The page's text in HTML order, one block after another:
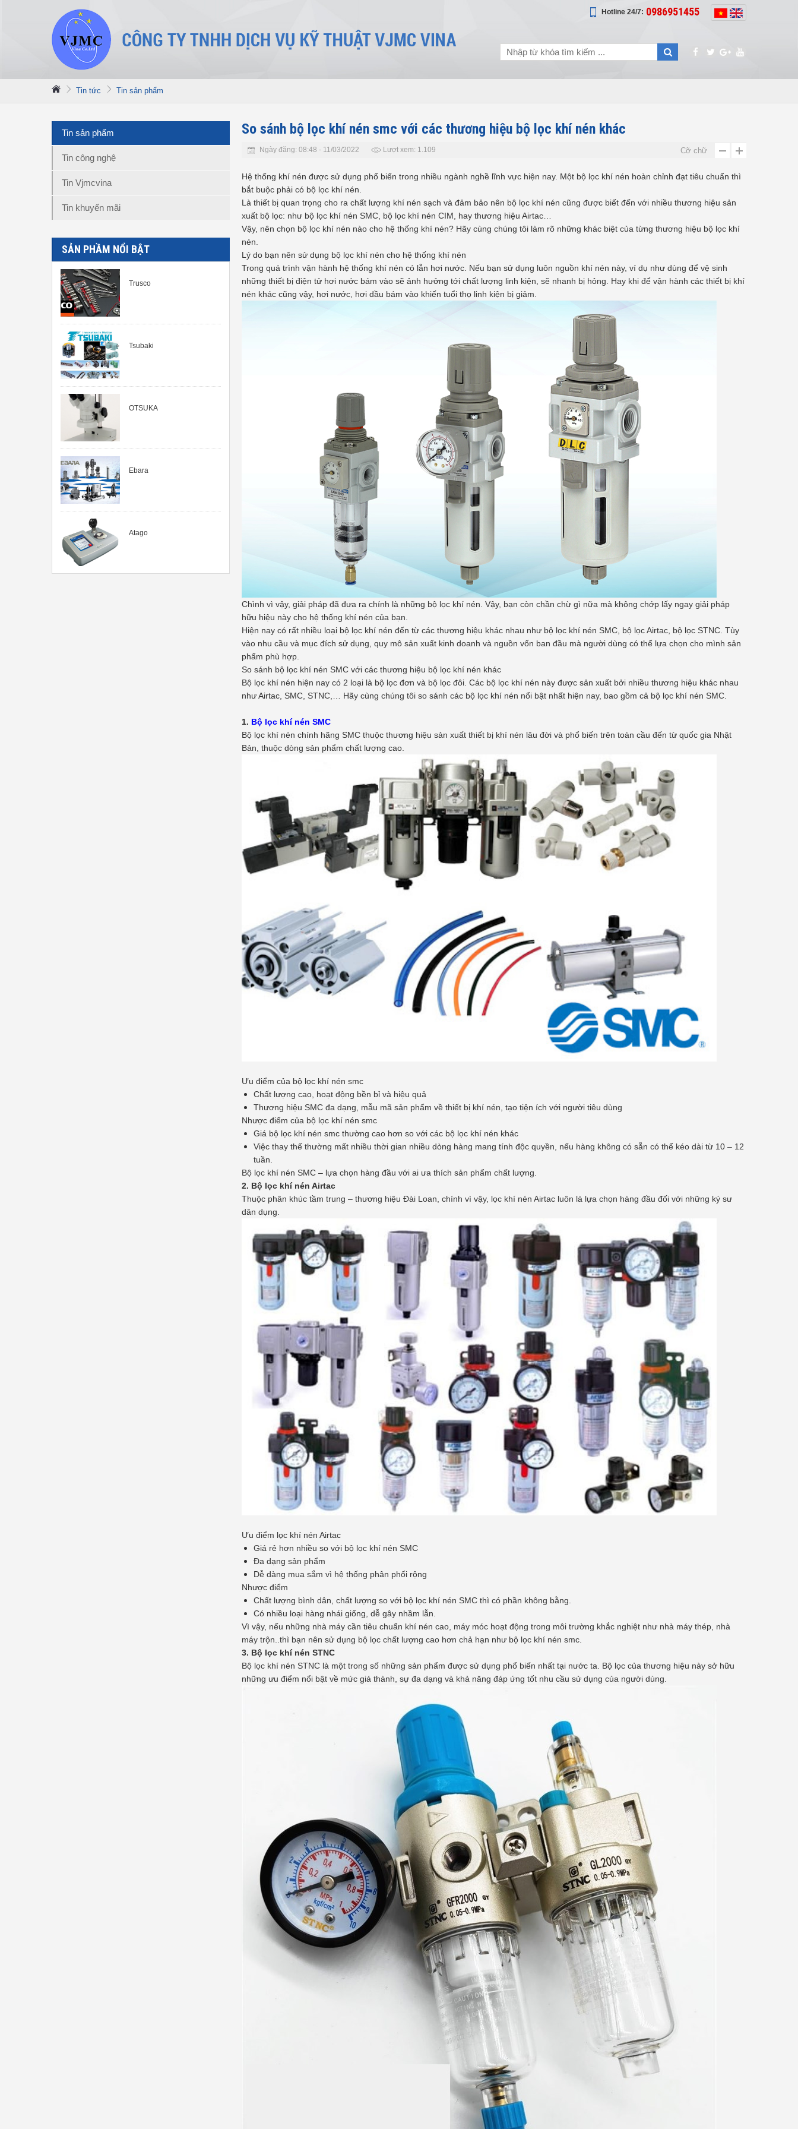
Hotline 24/7: 0986951455
Tin tức Tin sản phẩm
Tin sản phẩm
Tin công nghệ
Tin Vjmcvina
Tin khuyến mãi
SẢN PHẦM NỔI BẬT
Trusco
Tsubaki
OTSUKA
Ebara
Atago
So sánh bộ lọc khí nén smc với các thương hiệu bộ lọc khí nén khác
Ngày đăng: 08:48 - 11/03/2022 Lượt xem: 1.109 Cỡ chữ
Hệ thống khí nén được sử dụng phổ biến trong nhiều ngành nghề lĩnh vực hiện nay. Một bộ lọc khí nén hoàn chỉnh đạt tiêu chuẩn thì
bắt buộc phải có bộ lọc khí nén.
Là thiết bị quan trọng cho ra chất lượng khí nén sạch và đảm bảo nên bộ lọc khí nén cũng được biết đến với nhiều thương hiệu sản
xuất bộ lọc: như bộ lọc khí nén SMC, bộ lọc khí nén CIM, hay thương hiệu Airtac…
Vậy, nên chọn bộ lọc khí nén nào cho hệ thống khí nén? Hãy cùng chúng tôi làm rõ những khác biệt của từng thương hiệu bộ lọc khí
nén.
Lý do bạn nên sử dụng bộ lọc khí nén cho hệ thống khí nén
Trong quá trình vận hành hệ thống khí nén có lẫn hơi nước. Nếu bạn sử dụng luôn nguồn khí nén này, ví dụ như dùng để vệ sinh
những thiết bị điện tử hơi nước bám vào sẽ ảnh hưởng tới chất lượng linh kiện, sẽ nhanh bị hỏng. Hay khi để vận hành các thiết bị khí
nén khác cũng vậy, hơi nước, hơi dầu bám vào khiến tuổi thọ linh kiện bị giảm.
Chình vì vậy, giải pháp đã đưa ra chính là những bộ lọc khí nén. Vậy, bạn còn chần chừ gì nữa mà không chớp lấy ngay giải pháp
hữu hiệu này cho hệ thống khí nén của bạn.
Hiện nay có rất nhiều loại bộ lọc khí nén đến từ các thương hiệu khác nhau như bộ lọc khí nén SMC, bộ lọc Airtac, bộ lọc STNC. Tùy
vào nhu cầu và mục đích sử dụng, quy mô sản xuất kinh doanh và nguồn vốn ban đầu mà người dùng có thể lựa chọn cho mình sản
phẩm phù hợp.
So sánh bộ lọc khí nén SMC với các thương hiệu bộ lọc khí nén khác
Bộ lọc khí nén hiện nay có 2 loại là bộ lọc đơn và bộ lọc đôi. Các bộ lọc khí nén này được sản xuất bởi nhiều thương hiệu khác nhau
như Airtac, SMC, STNC,… Hãy cùng chúng tôi so sánh các bộ lọc khí nén nổi bật nhất hiện nay, bao gồm cả bộ lọc khí nén SMC.
1. Bộ lọc khí nén SMC
Bộ lọc khí nén chính hãng SMC thuộc thương hiệu sản xuất thiết bị khí nén lâu đời và phổ biến trên toàn cầu đến từ quốc gia Nhật
Bản, thuộc dòng sản phẩm chất lượng cao.
Ưu điểm của bộ lọc khí nén smc
Chất lượng cao, hoạt động bền bỉ và hiệu quả
Thương hiệu SMC đa dạng, mẫu mã sản phẩm về thiết bị khí nén, tạo tiện ích với người tiêu dùng
Nhược điểm của bộ lọc khí nén smc
Giá bộ lọc khí nén smc thường cao hơn so với các bộ lọc khí nén khác
Việc thay thế thường mất nhiều thời gian nhiều dòng hàng mang tính độc quyền, nếu hàng không có sẵn có thể kéo dài từ 10 – 12
tuần.
Bộ lọc khí nén SMC – lựa chọn hàng đầu với ai ưa thích sản phẩm chất lượng.
2. Bộ lọc khí nén Airtac
Thuộc phân khúc tầm trung – thương hiệu Đài Loan, chính vì vậy, lọc khí nén Airtac luôn là lựa chọn hàng đầu đối với những ký sư
dân dụng.
Ưu điểm lọc khí nén Airtac
Giá rẻ hơn nhiều so với bộ lọc khí nén SMC
Đa dạng sản phẩm
Dễ dàng mua sắm vì hệ thống phân phối rộng
Nhược điểm
Chất lượng bình dân, chất lượng so với bộ lọc khí nén SMC thì có phần không bằng.
Có nhiều loại hàng nhái giống, dễ gây nhầm lẫn.
Vì vậy, nếu những nhà máy cần tiêu chuẩn khí nén cao, máy móc hoạt động trong môi trường khắc nghiệt như nhà máy thép, nhà
máy trộn..thì bạn nên sử dụng bộ lọc chất lượng cao hơn chả hạn như bộ lọc khí nén smc.
3. Bộ lọc khí nén STNC
Bộ lọc khí nén STNC là một trong số những sản phẩm được sử dụng phổ biến nhất tại nước ta. Bộ lọc của thương hiệu này sở hữu
những ưu điểm nổi bật về mức giá thành, sự đa dạng và khả năng đáp ứng tốt nhu cầu sử dụng của người dùng.